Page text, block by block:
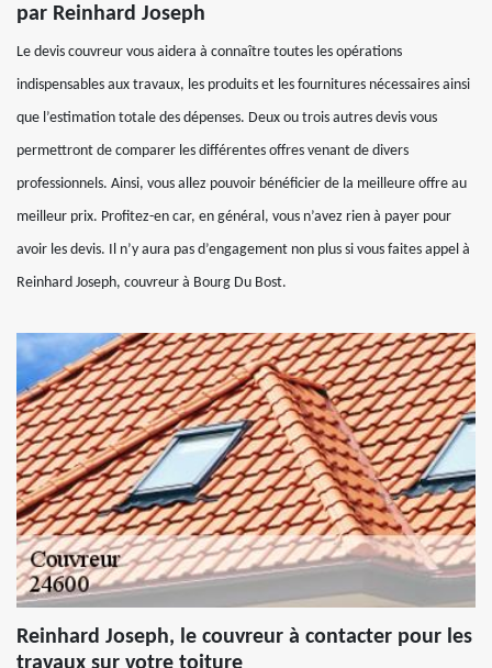
par Reinhard Joseph
Le devis couvreur vous aidera à connaître toutes les opérations
indispensables aux travaux, les produits et les fournitures nécessaires ainsi
que l’estimation totale des dépenses. Deux ou trois autres devis vous
permettront de comparer les différentes offres venant de divers
professionnels. Ainsi, vous allez pouvoir bénéficier de la meilleure offre au
meilleur prix. Profitez-en car, en général, vous n’avez rien à payer pour
avoir les devis. Il n’y aura pas d’engagement non plus si vous faites appel à
Reinhard Joseph, couvreur à Bourg Du Bost.
Reinhard Joseph, le couvreur à contacter pour les
travaux sur votre toiture